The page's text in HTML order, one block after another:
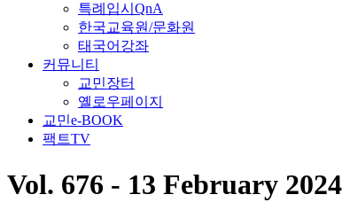
특례입시QnA
한국교육원/문화원
태국어강좌
커뮤니티
교민장터
옐로우페이지
교민e-BOOK
팩트TV
Vol. 676 - 13 February 2024